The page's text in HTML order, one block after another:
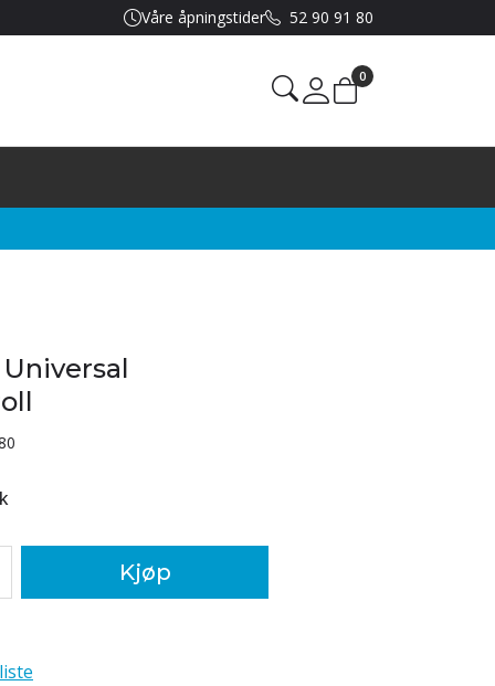
Våre åpningstider 52 90 91 80
Mine sider
0
Kjøp